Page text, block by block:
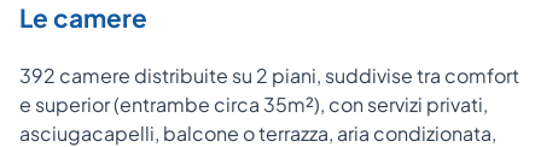
Le camere
392 camere distribuite su 2 piani, suddivise tra comfort
e superior (entrambe circa 35m²), con servizi privati,
asciugacapelli, balcone o terrazza, aria condizionata,